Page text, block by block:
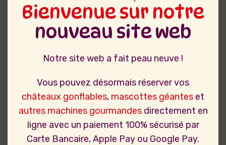
Bienvenue sur notre
nouveau site web
Notre site web a fait peau neuve !
Vous pouvez désormais réserver vos
châteaux gonflables, mascottes géantes et
autres machines gourmandesdirectement en
ligne avec un paiement 100% sécurisé par
Carte Bancaire, Apple Pay ou Google Pay.